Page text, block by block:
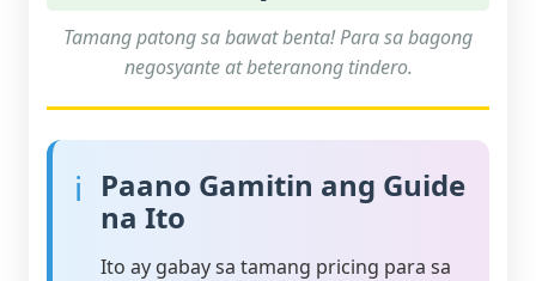
Tamang patong sa bawat benta! Para sa bagong
negosyante at beteranong tindero.
ℹ Paano Gamitin ang Guide
na Ito
Ito ay gabay sa tamang pricing para sa